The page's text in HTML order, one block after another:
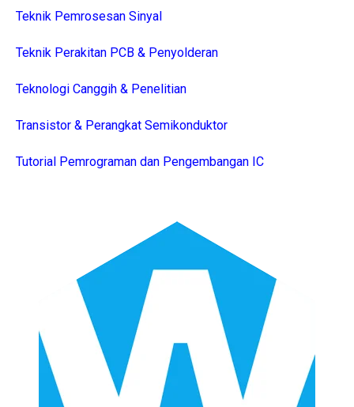
Teknik Pemrosesan Sinyal
Teknik Perakitan PCB & Penyolderan
Teknologi Canggih & Penelitian
Transistor & Perangkat Semikonduktor
Tutorial Pemrograman dan Pengembangan IC